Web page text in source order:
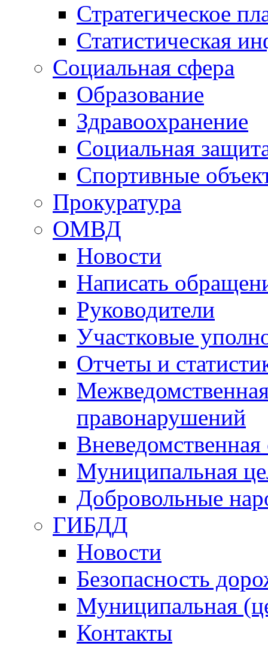
Стратегическое
Статистическая
Социальная сфера
Образование
Здравоохранение
Социальная
Спортивные
Прокуратура
ОМВД
Новости
Написать
Руководители
Участковые
Отчеты и
правонарушений
Вневедомственная
Муниципальная
Добровольные
ГИБДД
Новости
Безопасность
Муниципальная
Контакты